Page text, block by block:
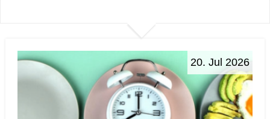
20. Jul 2026